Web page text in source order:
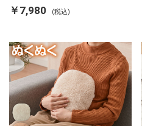
両面ヒーター タイマー付き SP-
FRS01 マットブラック シンプラ
￥7,980 (税込)